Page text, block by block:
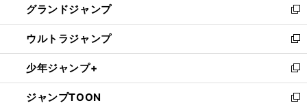
で
開
く
ド
ウ
で
開
く
ィ
ン
ド
ウ
で
開
く
い
ウ
ィ
ン
ド
ウ
で
グランドジャンプ
新
し
い
ウ
ィ
ン
ド
ウルトラジャンプ
新
し
い
ウ
ィ
少年ジャンプ+
新
し
い
ジャンプTOON
新